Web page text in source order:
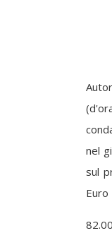
nel
sul
Euro